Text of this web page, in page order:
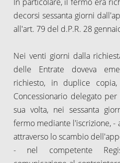
decorsi sessanta giorni
all'art. 79 del d.P.R. 28
Nei venti giorni dalla
delle Entrate doveva
richiesto, in duplice
Concessionario delegato
sua volta, nei sessanta
fermo mediante l'iscrizione, -
attraverso lo scambio
- nel competente